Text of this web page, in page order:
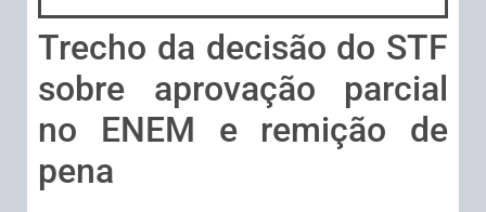
Trecho da decisão do STF
sobre aprovação parcial
no ENEM e remição de
pena